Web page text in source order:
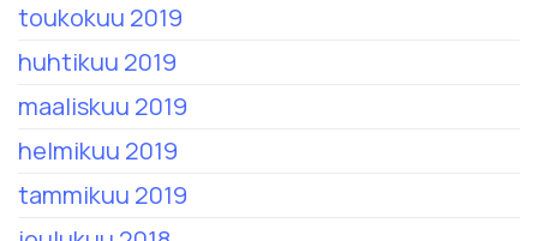
toukokuu 2019
huhtikuu 2019
maaliskuu 2019
helmikuu 2019
tammikuu 2019